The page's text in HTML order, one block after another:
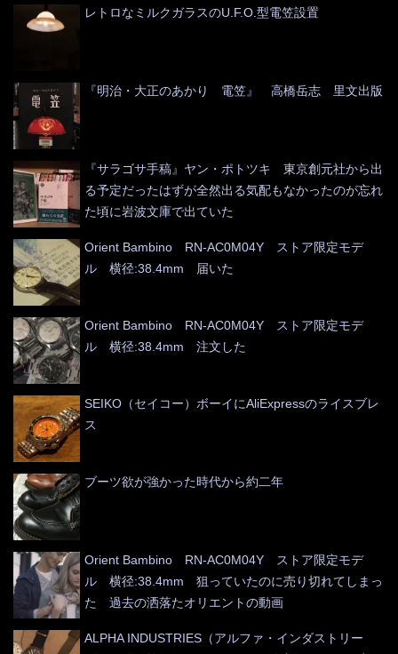
レトロなミルクガラスのU.F.O.型電笠設置
『明治・大正のあかり 電笠』 高橋岳志 里文出版
『サラゴサ手稿』ヤン・ポトツキ 東京創元社から出
る予定だったはずが全然出る気配もなかったのが忘れ
た頃に岩波文庫で出ていた
Orient Bambino RN-AC0M04Y ストア限定モデ
ル 横径:38.4mm 届いた
Orient Bambino RN-AC0M04Y ストア限定モデ
ル 横径:38.4mm 注文した
SEIKO（セイコー）ボーイにAliExpressのライスブレ
ス
ブーツ欲が強かった時代から約二年
Orient Bambino RN-AC0M04Y ストア限定モデ
ル 横径:38.4mm 狙っていたのに売り切れてしまっ
た 過去の洒落たオリエントの動画
ALPHA INDUSTRIES（アルファ・インダストリー